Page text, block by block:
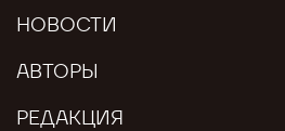
НОВОСТИ
АВТОРЫ
РЕДАКЦИЯ